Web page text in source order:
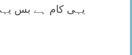
یہی کام ہے بس